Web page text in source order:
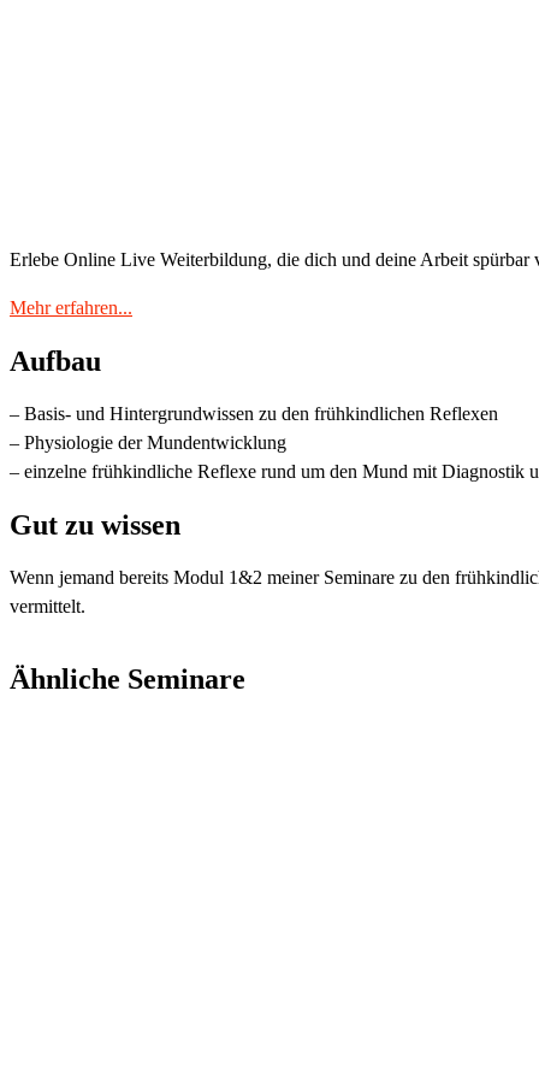
Erlebe Online Live Weiterbildung, die dich und deine Arbeit spürbar
Mehr erfahren...
Aufbau
– Basis- und Hintergrundwissen zu den frühkindlichen Reflexen
– Physiologie der Mundentwicklung
– einzelne frühkindliche Reflexe rund um den Mund mit Diagnostik
Gut zu wissen
Wenn jemand bereits Modul 1&2 meiner Seminare zu den
vermittelt.
Ähnliche Seminare